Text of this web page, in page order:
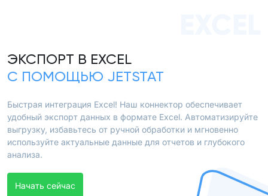
ЭКСПОРТ В EXCEL
С ПОМОЩЬЮ JETSTAT
Быстрая интеграция Excel! Наш коннектор обеспечивает
удобный экспорт данных в формате Excel. Автоматизируйте
выгрузку, избавьтесь от ручной обработки и мгновенно
используйте актуальные данные для отчетов и глубокого
анализа.
Начать сейчас